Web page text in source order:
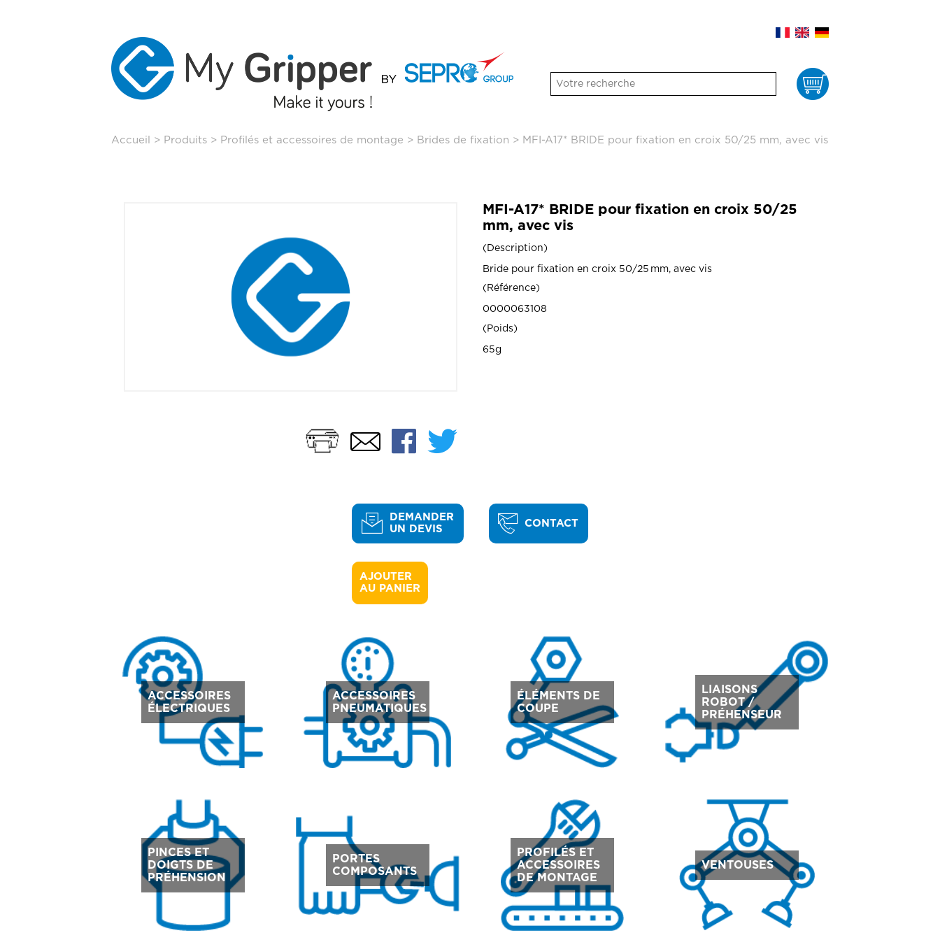
Panier
Accueil > Produits > Profilés et accessoires de montage > Brides de fixation > MFI-A17* BRIDE pour fixation en croix 50/25 mm, avec vis
Imprimer
EmailFacebook
Twitter
MFI-A17* BRIDE pour fixation en croix 50/25
mm, avec vis
Description
Bride pour fixation en croix 50/25 mm, avec vis
Référence
0000063108
Poids
65g
DEMANDER
UN DEVIS
AJOUTER
AU PANIER
CONTACT
ACCESSOIRES
ÉLECTRIQUES
ACCESSOIRES
PNEUMATIQUES
ÉLÉMENTS DE
COUPE
LIAISONS
ROBOT /
PRÉHENSEUR
PINCES ET
DOIGTS DE
PRÉHENSION
PORTES
COMPOSANTS
PROFILÉS ET
ACCESSOIRES
DE MONTAGE
VENTOUSES